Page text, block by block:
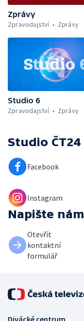
Zprávy
Zpravodajství
Zprávy
Studio 6
Zpravodajství
Zprávy
Studio ČT24
Facebook
Instagram
Napište nám
Otevřít
kontaktní
formulář